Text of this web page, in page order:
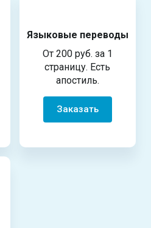
Языковые переводы
От 200 руб. за 1
страницу. Есть
апостиль.
Заказать